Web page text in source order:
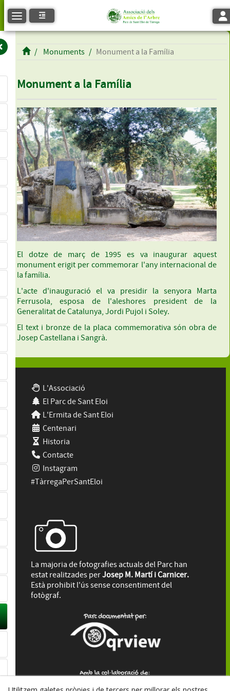
Toggle navigation
Monuments Monument a la Família
Monument a la Família
El dotze de març de 1995 es va inaugurar aquest
monument erigit per commemorar l'any internacional de
la família.
L'acte d'inauguració el va presidir la senyora Marta
Ferrusola, esposa de l'aleshores president de la
Generalitat de Catalunya, Jordi Pujol i Soley.
El text i bronze de la placa commemorativa són obra de
Josep Castellana i Sangrà.
L'Associació
El Parc de Sant Eloi
L'Ermita de Sant Eloi
Centenari
Historia
Contacte
Instagram
#TàrregaPerSantEloi
La majoria de fotografies actuals del Parc han
estat realitzades perJosep M. Martí i Carnicer.
Està prohibit l'ús sense consentiment del
fotògraf.